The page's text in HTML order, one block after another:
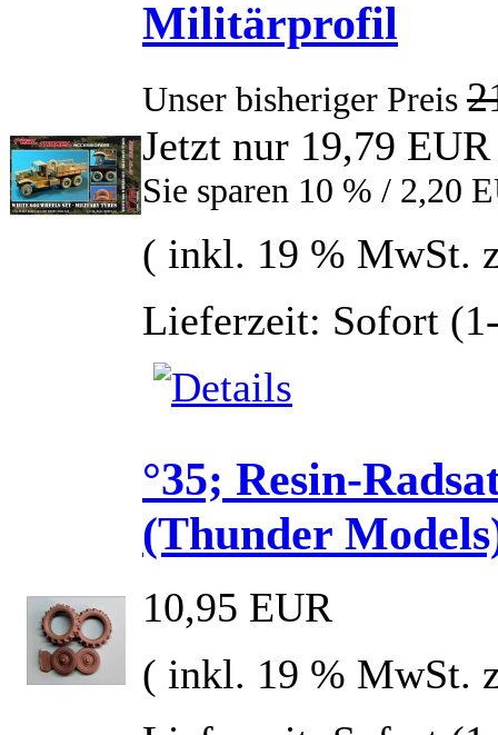
Militärprofil
Unser bisheriger Preis
Jetzt nur 19,79 EUR
Sie sparen 10 % / 2,20
( inkl. 19 % MwSt.
Lieferzeit: Sofort
°35; Resin-
(Thunder
10,95 EUR
( inkl. 19 % MwSt.